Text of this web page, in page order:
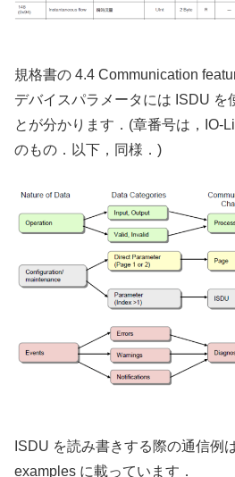
規格書の 4.4 Communication
デバイスパラメータには ISDU を
とが分かります．(章番号は，IO-
のもの．以下，同様．)
ISDU を読み書きする際の通信例
examples に載っています．